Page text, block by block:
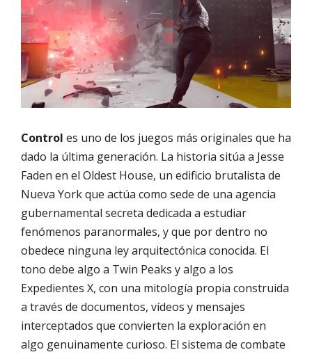
Control es uno de los juegos más originales que ha
dado la última generación. La historia sitúa a Jesse
Faden en el Oldest House, un edificio brutalista de
Nueva York que actúa como sede de una agencia
gubernamental secreta dedicada a estudiar
fenómenos paranormales, y que por dentro no
obedece ninguna ley arquitectónica conocida. El
tono debe algo a Twin Peaks y algo a los
Expedientes X, con una mitología propia construida
a través de documentos, vídeos y mensajes
interceptados que convierten la exploración en
algo genuinamente curioso. El sistema de combate